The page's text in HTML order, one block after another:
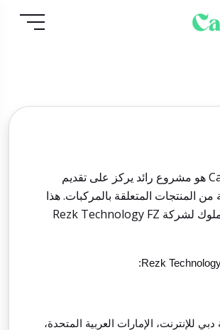
هو مشروع رائد يركز على تقديم
المنتجات المتعلقة بالمركبات. هذا
لشركة Rezk Technology FZ
Rezk
:
للإنترنت، الإمارات العربية المتحدة،